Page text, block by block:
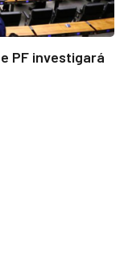
PF investigará